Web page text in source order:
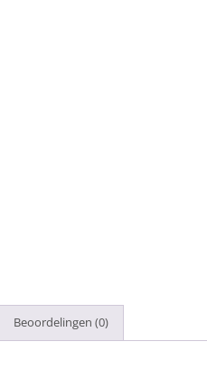
Beoordelingen (0)